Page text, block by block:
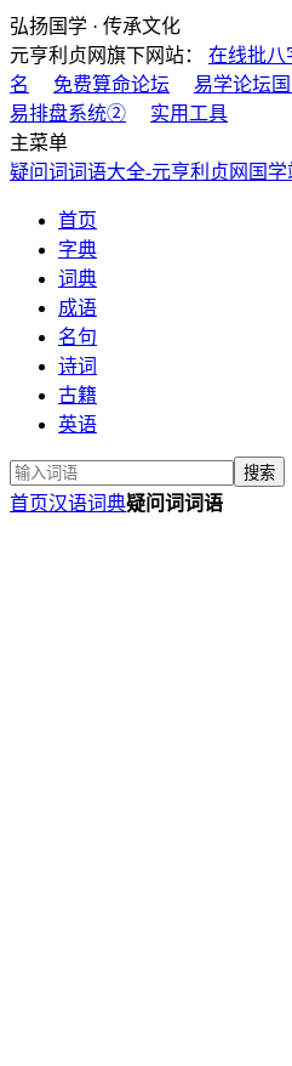
弘扬国学 · 传承文化
元亨利贞网旗下网站： 在线批八
名
免费算命论坛 易学论坛
易排盘系统②
实用工具
主菜单
疑问词词语大全-元亨利贞网国学
首页
字典
词典
成语
名句
诗词
古籍
英语
首页汉语词典疑问词词语